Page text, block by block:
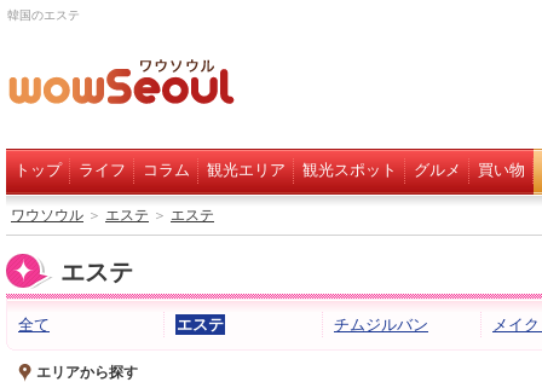
韓国のエステ
トップ ライフ コラム 観光エリア 観光スポット グルメ 買い物
ワウソウル ＞ エステ ＞ エステ
エステ
全て エステ チムジルバン メイ
エリアから探す